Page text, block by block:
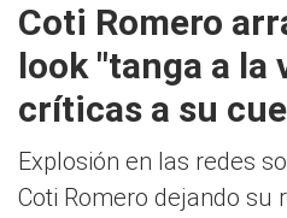
Coti Romero
look "tanga a la
críticas a su
Explosión en las redes
Coti Romero dejando su